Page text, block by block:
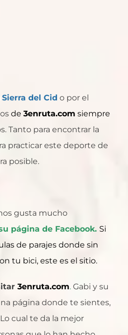
Sierra del Cid o por el
de 3enruta.com siempre
Tanto para encontrar la
practicar este deporte de
posible.
gusta mucho
página de Facebook. Si
de parajes donde sin
tu bici, este es el sitio.
3enruta.com. Gabi y su
página donde te sientes,
cual te da la mejor